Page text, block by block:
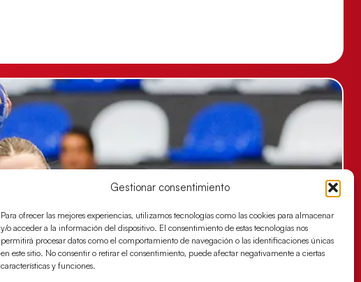
Gestionar consentimiento
Para ofrecer las mejores experiencias, utilizamos tecnologías como las cookies para almacenar
y/o acceder a la información del dispositivo. El consentimiento de estas tecnologías nos
permitirá procesar datos como el comportamiento de navegación o las identificaciones únicas
en este sitio. No consentir o retirar el consentimiento, puede afectar negativamente a ciertas
características y funciones.